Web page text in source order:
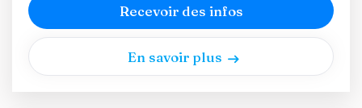
Recevoir des infos
En savoir plus